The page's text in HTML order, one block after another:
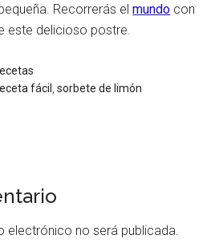
Recorrerás elmundo con
este delicioso postre.
fácil ,sorbete de limón
electrónico no será publicada.